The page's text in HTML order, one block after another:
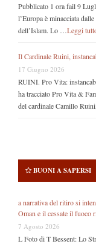
Pubblicato 1 ora fail 9
l’Europa è minacciata
dell’Islam. Lo … Leggi
Il Cardinale Ruini,
17 Giugno 2026
RUINI. Pro Vita:
ha tracciato Pro Vita &
del cardinale Camillo
BUONI A SAPERSI
a narrativa del ritiro si
Oman e il cessate il fuoco
7 Agosto 2026
L Foto di T Bessent: Lo